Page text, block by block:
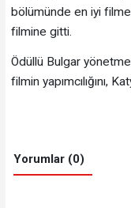
bölümünde en iyi
filmine gitti.
Ödüllü Bulgar
filmin yapımcılığını,
Yorumlar (0)